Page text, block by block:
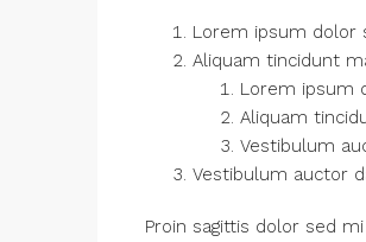
Lorem ipsum dolor
Aliquam tincidunt
Lorem ipsum
Aliquam
Vestibulum
Vestibulum auctor
Proin sagittis dolor sed